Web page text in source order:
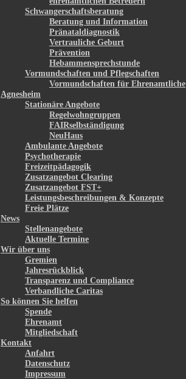
Schwangerschaftsberatung
Beratung und Information
Pränataldiagnostik
Vertrauliche Geburt
Prävention
Hebammensprechstunde
Vormundschaften und Pflegschaften
Vormundschaften für Ehrenamtliche
Agnesheim
Stationäre Angebote
Regelwohngruppen
FAIRselbständigung
NeuHaus
Ambulante Angebote
Psychotherapie
Freizeitpädagogik
Zusatzangebot Clearing
Zusatzangebot FST+
Leistungsbeschreibungen & Konzepte
Freie Plätze
News
Stellenangebote
Aktuelle Termine
Wir über uns
Gremien
Jahresrückblick
Transparenz und Compliance
Verbandliche Caritas
So können Sie helfen
Spende
Ehrenamt
Mitgliedschaft
Kontakt
Anfahrt
Datenschutz
Impressum